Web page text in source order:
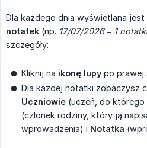
Dla każdego dnia wyświetlana jest
notatek (np. 17/07/2026 – 1
szczegóły:
Kliknij na ikonę lupy po prawej
Dla każdej notatki zobaczysz
Uczniowie (uczeń, do
(członek rodziny, który ją
wprowadzenia) i Notatka